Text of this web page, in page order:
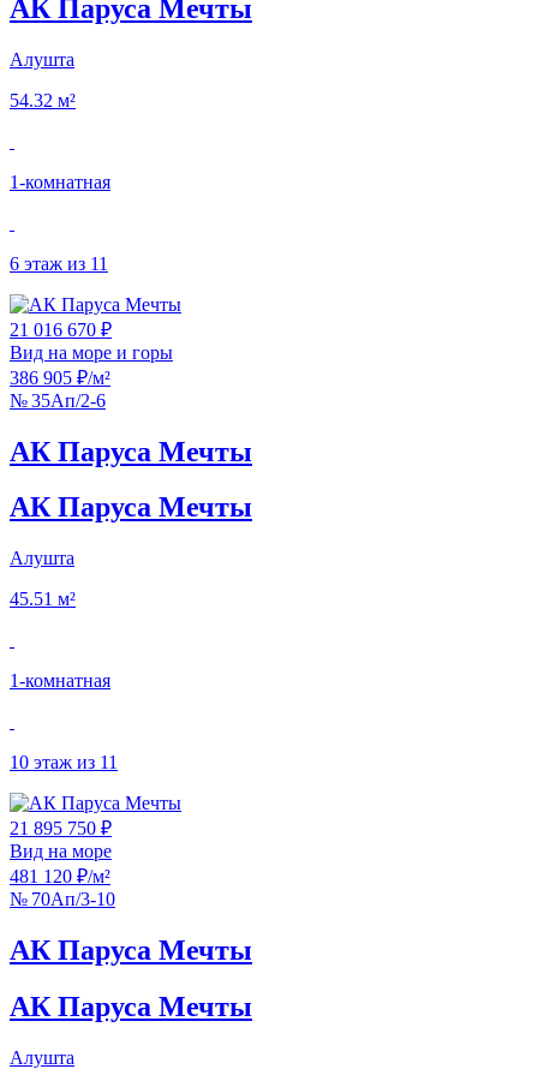
АК Паруса Мечты
Алушта
54.32 м²
1‑комнатная
6 этаж из 11
21 016 670 ₽
Вид на море и горы
386 905 ₽/м²
№ 35Ап/2-6
АК Паруса Мечты
АК Паруса Мечты
Алушта
45.51 м²
1‑комнатная
10 этаж из 11
21 895 750 ₽
Вид на море
481 120 ₽/м²
№ 70Ап/3-10
АК Паруса Мечты
АК Паруса Мечты
Алушта